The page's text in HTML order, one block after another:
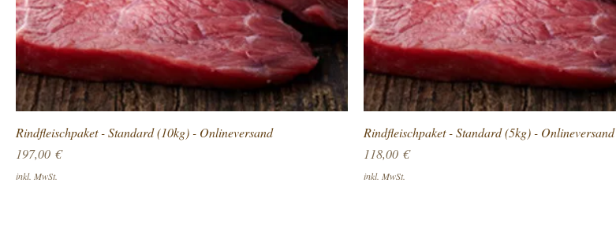
Rindfleischpaket - Standard (10kg) - Onlineversand
Preis
197,00 €
inkl. MwSt.
Rindfleischpaket - Standard (5kg) - Onlineversand
Preis
118,00 €
inkl. MwSt.